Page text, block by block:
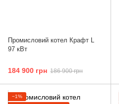
Промисловий котел Крафт L
97 кВт
184 900 грн 186 900 грн
−1%